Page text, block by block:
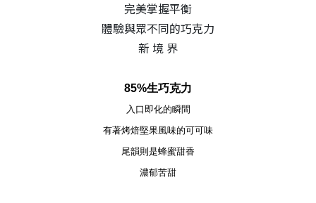
完美掌握平衡
體驗與眾不同的巧克力
新 境 界
85%生巧克力
入口即化的瞬間
有著烤焙堅果風味的可可味
尾韻則是蜂蜜甜香
濃郁苦甜